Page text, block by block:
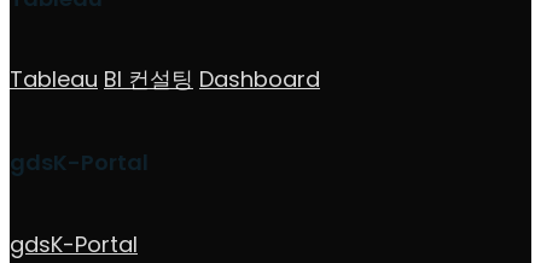
Tableau BI 컨설팅 Dashboard
gdsK-Portal
gdsK-Portal